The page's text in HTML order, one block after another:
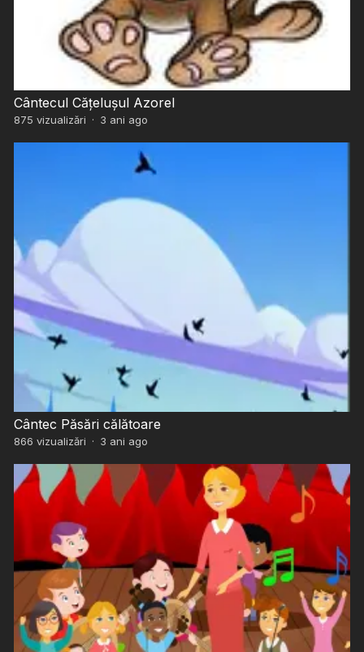
Cântecul Cățelușul Azorel
875 vizualizări · 3 ani ago
Cântec Păsări călătoare
866 vizualizări · 3 ani ago